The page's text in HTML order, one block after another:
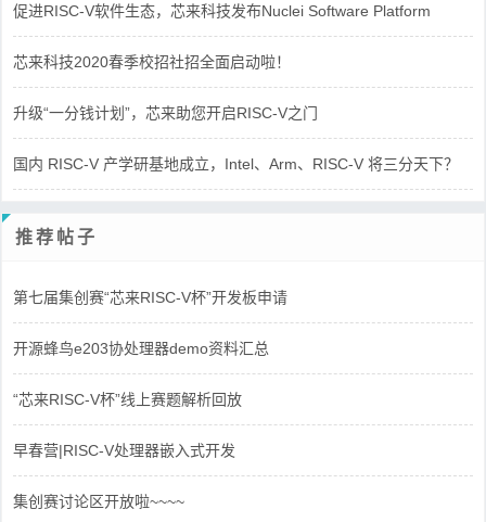
促进RISC-V软件生态，芯来科技发布Nuclei Software Platform
芯来科技2020春季校招社招全面启动啦！
升级“一分钱计划”，芯来助您开启RISC-V之门
国内 RISC-V 产学研基地成立，Intel、Arm、RISC-V 将三分天下？
推荐帖子
第七届集创赛“芯来RISC-V杯”开发板申请
开源蜂鸟e203协处理器demo资料汇总
“芯来RISC-V杯”线上赛题解析回放
早春营|RISC-V处理器嵌入式开发
集创赛讨论区开放啦~~~~